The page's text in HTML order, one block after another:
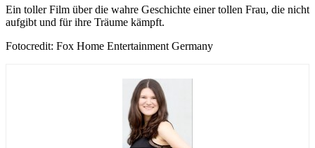
Ein toller Film über die wahre Geschichte einer tollen Frau, die nicht
aufgibt und für ihre Träume kämpft.
Fotocredit: Fox Home Entertainment Germany